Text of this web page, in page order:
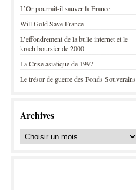
L’Or pourrait-il sauver la France
Will Gold Save France
L’effondrement de la bulle internet et le
krach boursier de 2000
La Crise asiatique de 1997
Le trésor de guerre des Fonds Souverains
Archives